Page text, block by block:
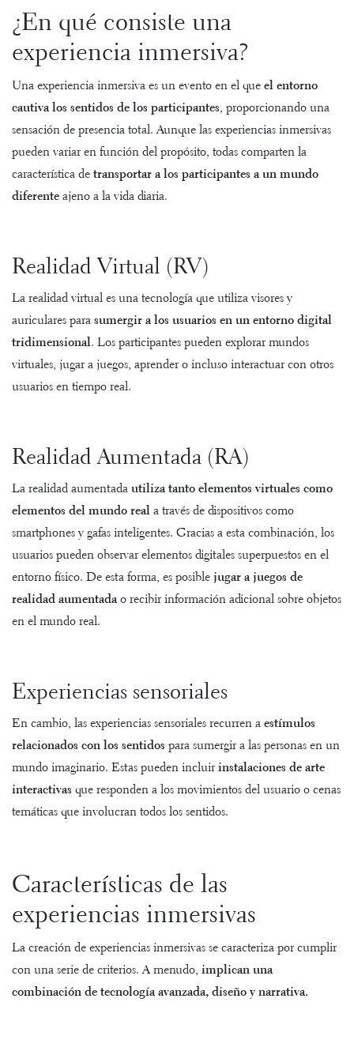
¿En qué consiste una
experiencia inmersiva?
Una experiencia inmersiva es un evento en el que el entorno
cautiva los sentidos de los participantes, proporcionando una
sensación de presencia total. Aunque las experiencias inmersivas
pueden variar en función del propósito, todas comparten la
característica de transportar a los participantes a un mundo
diferente ajeno a la vida diaria.
Realidad Virtual (RV)
La realidad virtual es una tecnología que utiliza visores y
auriculares para sumergir a los usuarios en un entorno digital
tridimensional. Los participantes pueden explorar mundos
virtuales, jugar a juegos, aprender o incluso interactuar con otros
usuarios en tiempo real.
Realidad Aumentada (RA)
La realidad aumentada utiliza tanto elementos virtuales como
elementos del mundo real a través de dispositivos como
smartphones y gafas inteligentes. Gracias a esta combinación, los
usuarios pueden observar elementos digitales superpuestos en el
entorno físico. De esta forma, es posible jugar a juegos de
realidad aumentada o recibir información adicional sobre objetos
en el mundo real.
Experiencias sensoriales
En cambio, las experiencias sensoriales recurren a estímulos
relacionados con los sentidos para sumergir a las personas en un
mundo imaginario. Estas pueden incluir instalaciones de arte
interactivas que responden a los movimientos del usuario o cenas
temáticas que involucran todos los sentidos.
Características de las
experiencias inmersivas
La creación de experiencias inmersivas se caracteriza por cumplir
con una serie de criterios. A menudo, implican una
combinación de tecnología avanzada, diseño y narrativa.